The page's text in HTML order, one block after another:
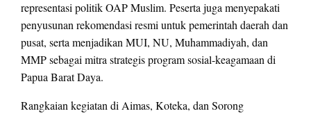
representasi politik OAP Muslim. Peserta juga menyepakati
penyusunan rekomendasi resmi untuk pemerintah daerah dan
pusat, serta menjadikan MUI, NU, Muhammadiyah, dan
MMP sebagai mitra strategis program sosial-keagamaan di
Papua Barat Daya.
Rangkaian kegiatan di Aimas, Koteka, dan Sorong